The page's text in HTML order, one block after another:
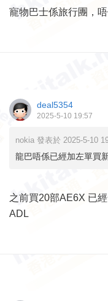
寵物巴士係旅行團，
deal5354
2025-5-10 19:57
nokia 發表於 2025-5-10
龍巴唔係已經加左單買
之前買20部AE6X 已
ADL